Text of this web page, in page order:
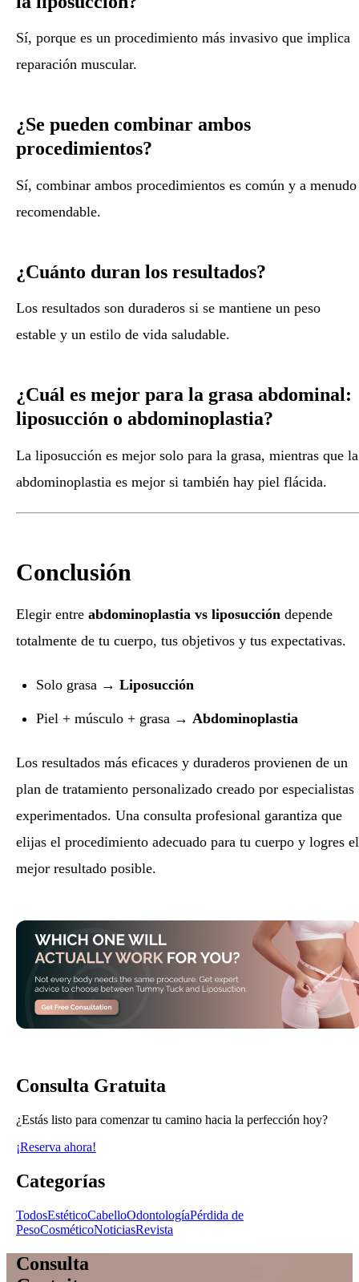
Sí, porque es un procedimiento más invasivo que implica
reparación muscular.
¿Se pueden combinar ambos
procedimientos?
Sí, combinar ambos procedimientos es común y a menudo
recomendable.
¿Cuánto duran los resultados?
Los resultados son duraderos si se mantiene un peso
estable y un estilo de vida saludable.
¿Cuál es mejor para la grasa abdominal:
liposucción o abdominoplastia?
La liposucción es mejor solo para la grasa, mientras que la
abdominoplastia es mejor si también hay piel flácida.
Conclusión
Elegir entre abdominoplastia vs liposucción depende
totalmente de tu cuerpo, tus objetivos y tus expectativas.
Solo grasa →Liposucción
Piel + músculo + grasa →Abdominoplastia
Los resultados más eficaces y duraderos provienen de un
plan de tratamiento personalizado creado por especialistas
experimentados. Una consulta profesional garantiza que
elijas el procedimiento adecuado para tu cuerpo y logres el
mejor resultado posible.
Consulta Gratuita
¿Estás listo para comenzar tu camino hacia la perfección hoy?
¡Reserva ahora!
Categorías
TodosEstéticoCabelloOdontologíaPérdida de
PesoCosméticoNoticiasRevista
Consulta